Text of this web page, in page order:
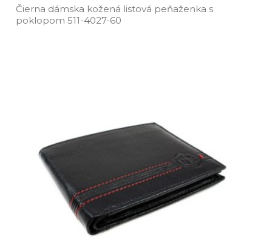
Čierna dámska kožená listová peňaženka s
poklopom 511­-4027­-60